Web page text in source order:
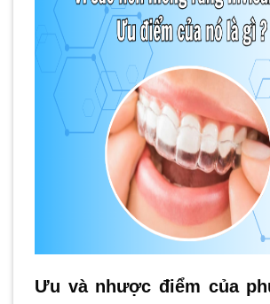
Ưu và nhược điểm của